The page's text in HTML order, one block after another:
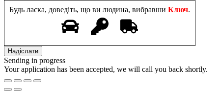
Будь ласка, доведіть, що ви людина, вибравши Ключ.
Sending in progress
Your application has been accepted, we will call you back shortly.